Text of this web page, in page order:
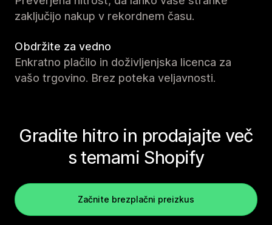
zaključijo nakup v rekordnem času.
Obdržite za vedno
Enkratno plačilo in doživljenjska licenca za
vašo trgovino. Brez poteka veljavnosti.
Gradite hitro in prodajajte več
s temami Shopify
Začnite brezplačni preizkus